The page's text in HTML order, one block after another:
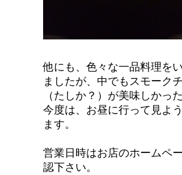
他にも、色々な一品料理を
ましたが、中でもスモーク
（たしか？）が美味しかっ
今度は、お昼に行って見よ
ます。
営業日時はお店のホームペ
認下さい。